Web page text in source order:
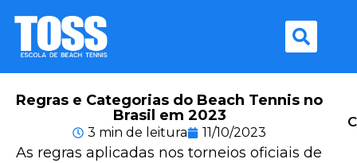
Regras e Categorias do Beach Tennis no
Brasil em 2023
3 min de leitura 11/10/2023
As regras aplicadas nos torneios oficiais de